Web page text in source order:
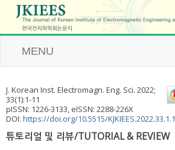
MENU
J. Korean Inst. Electromagn. Eng. Sci. 2022;
33(1):1-11
pISSN: 1226-3133, eISSN: 2288-226X
DOI: https://doi.org/10.5515/KJKIEES.2022.33.1.1
튜토리얼 및 리뷰/TUTORIAL & REVIEW